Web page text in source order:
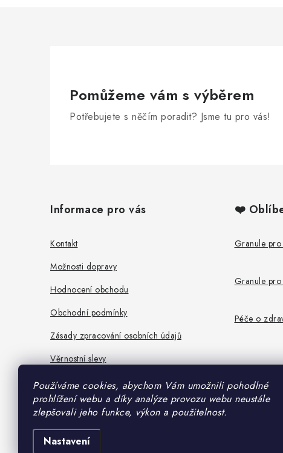
Používáme cookies, abychom Vám umožnili pohodlné
prohlížení webu a díky analýze provozu webu neustále
zlepšovali jeho funkce, výkon a použitelnost.
Nastavení
Pomůžeme vám s výběrem
Potřebujete s něčím poradit? Jsme tu pro vás!
Informace pro vás
Kontakt
Možnosti dopravy
Hodnocení obchodu
Obchodní podmínky
Zásady zpracování osobních údajů
Věrnostní slevy
❤️
Granule pro
Granule
Péče o